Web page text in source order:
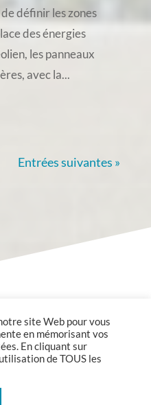
définir les zones
des énergies
les panneaux
avec la...
Entrées suivantes »
tous droits réservés.
site Web pour vous
en mémorisant vos
En cliquant sur
de TOUS les